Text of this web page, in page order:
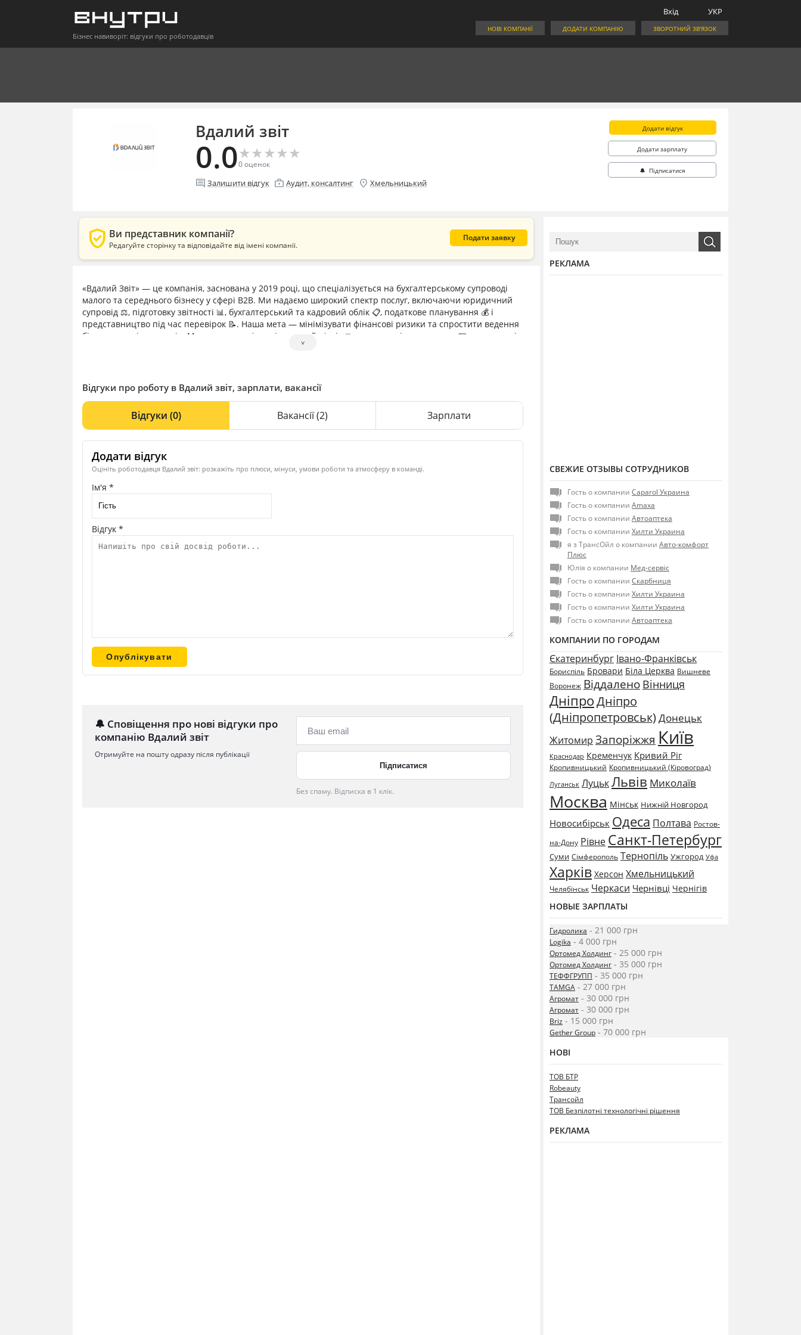
Бізнес навиворіт: відгуки про роботодавців
УКР
Вхід
ЗВОРОТНИЙ ЗВ'ЯЗОК
ДОДАТИ КОМПАНІЮ
НОВІ КОМПАНІЇ
Вдалий звіт
0.0★
★★
★★
★★
★★
★
0оценок
comment Залишити відгук enterprise Аудит, консалтинг location_on Хмельницький
Додати відгук
Додати зарплату
🔔 Підписатися
verified_user Ви представник компанії?
Редагуйте сторінку та відповідайте від імені компанії.
Подати заявку
«Вдалий Звіт» — це компанія, заснована у 2019 році, що спеціалізується на бухгалтерському супроводі
малого та середнього бізнесу у сфері B2B. Ми надаємо широкий спектр послуг, включаючи юридичний
супровід ⚖️, підготовку звітності 📊, бухгалтерський та кадровий облік 📋, податкове планування 💰 і
представництво під час перевірок 📝. Наша мета — мінімізувати фінансові ризики та спростити ведення
бізнесу для підприємців. Ми гарантуємо індивідуальний підхід 🤝, прозоре ціноутворення 💵 та захист від
˅
Відгуки про роботу в Вдалий звіт, зарплати, вакансії
Відгуки (0) Вакансії(2) Зарплати
Додати відгук
Оцініть роботодавця Вдалий звіт: розкажіть про плюси, мінуси, умови роботи та атмосферу в команді.
Ім'я *
Відгук *
🔔 Сповіщення про нові відгуки про
компанію Вдалий звіт
Отримуйте на пошту одразу після публікації
Без спаму. Відписка в 1 клік.
РЕКЛАМА
СВЕЖИЕ ОТЗЫВЫ СОТРУДНИКОВ
Гость о компании Caparol Украина
Гость о компании Amaxa
Гость о компании Автоаптека
Гость о компании Хилти Украина
я з ТрансОйл о компании Авто-комфорт
Плюс
Юлія о компании Мед-сервіс
Гость о компании Скарбниця
Гость о компании Хилти Украина
Гость о компании Хилти Украина
Гость о компании Автоаптека
КОМПАНИИ ПО ГОРОДАМ
Єкатеринбург Івано-Франківськ
Бориспіль Бровари Біла Церква Вишневе
Воронеж Віддалено Вінниця
ДніпроДніпро
(Дніпропетровськ) Донецьк
Житомир Запоріжжя Київ
Краснодар Кременчук Кривий Ріг
Кропивницький Кропивницький (Кіровоград)
Луганськ ЛуцькЛьвів Миколаїв
Москва Мінськ Нижній Новгород
Новосибірськ Одеса Полтава Ростов-
на-Дону Рівне Санкт-Петербург
Суми Сімферополь Тернопіль Ужгород Уфа
Харків Херсон Хмельницький
Челябінськ Черкаси Чернівці Чернігів
НОВЫЕ ЗАРПЛАТЫ
Гидролика - 21 000 грн
Logika - 4 000 грн
Ортомед Холдинг - 25 000 грн
Ортомед Холдинг - 35 000 грн
ТЕФФГРУПП - 35 000 грн
TAMGA - 27 000 грн
Агромат - 30 000 грн
Агромат - 30 000 грн
Briz - 15 000 грн
Gether Group - 70 000 грн
НОВІ
ТОВ БТР
Robeauty
Трансойл
ТОВ Безпілотні технологічні рішення
РЕКЛАМА